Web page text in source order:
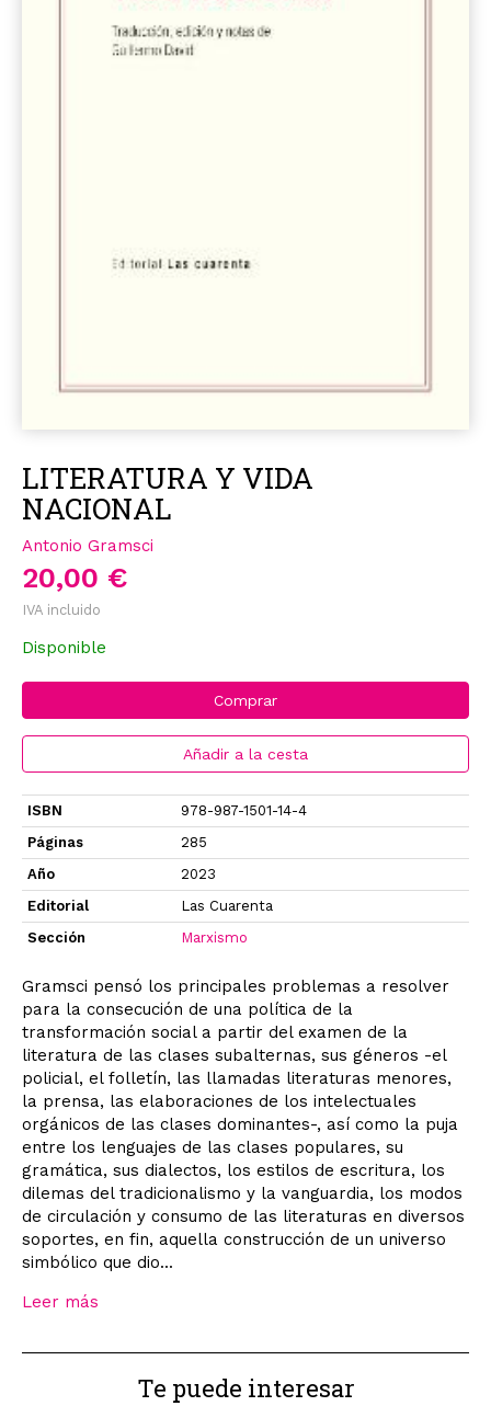
LITERATURA Y VIDA
NACIONAL
Antonio Gramsci
20,00 €
IVA incluido
Disponible
Comprar
Añadir a la cesta
ISBN
978-987-1501-14-4
Páginas
285
Año
2023
Editorial
Las Cuarenta
Sección
Marxismo
Gramsci pensó los principales problemas a resolver
para la consecución de una política de la
transformación social a partir del examen de la
literatura de las clases subalternas, sus géneros -el
policial, el folletín, las llamadas literaturas menores,
la prensa, las elaboraciones de los intelectuales
orgánicos de las clases dominantes-, así como la puja
entre los lenguajes de las clases populares, su
gramática, sus dialectos, los estilos de escritura, los
dilemas del tradicionalismo y la vanguardia, los modos
de circulación y consumo de las literaturas en diversos
soportes, en fin, aquella construcción de un universo
simbólico que dio...
Leer más
Te puede interesar